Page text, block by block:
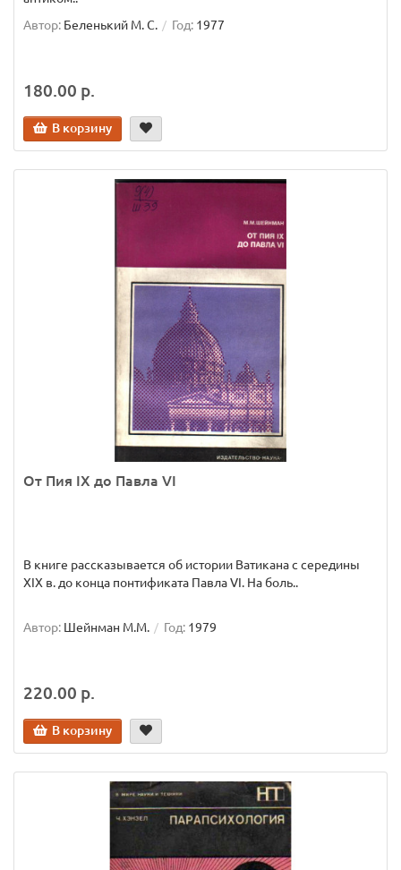
Автор: Беленький М. С. Год: 1977
180.00 р.
В корзину
От Пия IX до Павла VI
В книге рассказывается об истории Ватикана с середины
XIX в. до конца понтификата Павла VI. На боль..
Автор: Шейнман М.М. Год: 1979
220.00 р.
В корзину